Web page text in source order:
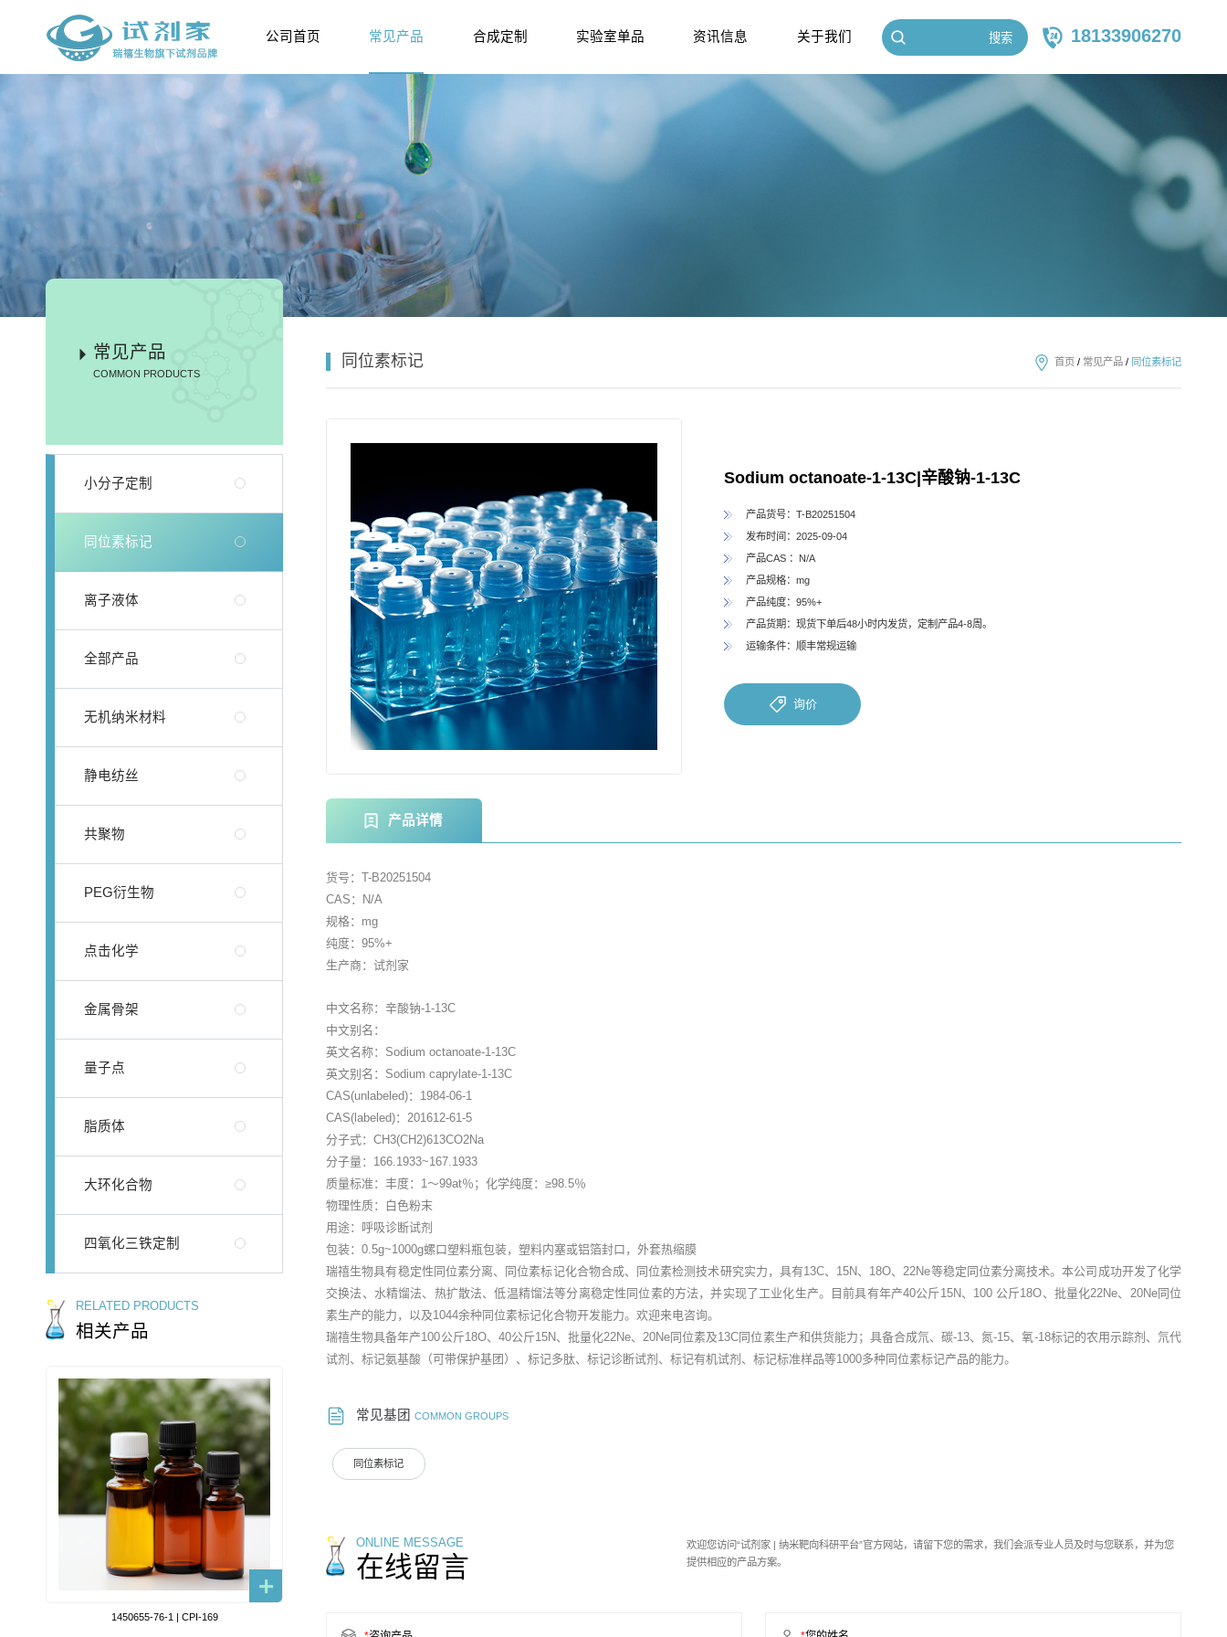
公司首页 常见产品 合成定制 实验室单品 资讯信息 关于我们 搜索 18133906270
常见产品
COMMON PRODUCTS
小分子定制
同位素标记
离子液体
全部产品
无机纳米材料
静电纺丝
共聚物
PEG衍生物
点击化学
金属骨架
量子点
脂质体
大环化合物
四氧化三铁定制
RELATED PRODUCTS
相关产品
1450655-76-1 | CPI-169
同位素标记 首页 / 常见产品 / 同位素标记
Sodium octanoate-1-13C|辛酸钠-1-13C
产品货号：T-B20251504
发布时间：2025-09-04
产品CAS ：N/A
产品规格：mg
产品纯度：95%+
产品货期：现货下单后48小时内发货，定制产品4-8周。
运输条件：顺丰常规运输
询价
产品详情
货号：T-B20251504
CAS：N/A
规格：mg
纯度：95%+
生产商：试剂家
中文名称：辛酸钠-1-13C
中文别名：
英文名称：Sodium octanoate-1-13C
英文别名：Sodium caprylate-1-13C
CAS(unlabeled)：1984-06-1
CAS(labeled)：201612-61-5
分子式：CH3(CH2)613CO2Na
分子量：166.1933~167.1933
质量标准：丰度：1～99at％；化学纯度：≥98.5％
物理性质：白色粉末
用途：呼吸诊断试剂
包装：0.5g~1000g螺口塑料瓶包装，塑料内塞或铝箔封口，外套热缩膜
瑞禧生物具有稳定性同位素分离、同位素标记化合物合成、同位素检测技术研究实力，具有13C、15N、18O、22Ne等稳定同位素分离技术。本公司成功开发了化学
交换法、水精馏法、热扩散法、低温精馏法等分离稳定性同位素的方法，并实现了工业化生产。目前具有年产40公斤15N、100 公斤18O、批量化22Ne、20Ne同位
素生产的能力，以及1044余种同位素标记化合物开发能力。欢迎来电咨询。
瑞禧生物具备年产100公斤18O、40公斤15N、批量化22Ne、20Ne同位素及13C同位素生产和供货能力；具备合成氘、碳-13、氮-15、氧-18标记的农用示踪剂、氘代
试剂、标记氨基酸（可带保护基团）、标记多肽、标记诊断试剂、标记有机试剂、标记标准样品等1000多种同位素标记产品的能力。
常见基团COMMON GROUPS
同位素标记
ONLINE MESSAGE
在线留言
欢迎您访问“试剂家 | 纳米靶向科研平台”官方网站，请留下您的需求，我们会派专业人员及时与您联系，并为您
提供相应的产品方案。